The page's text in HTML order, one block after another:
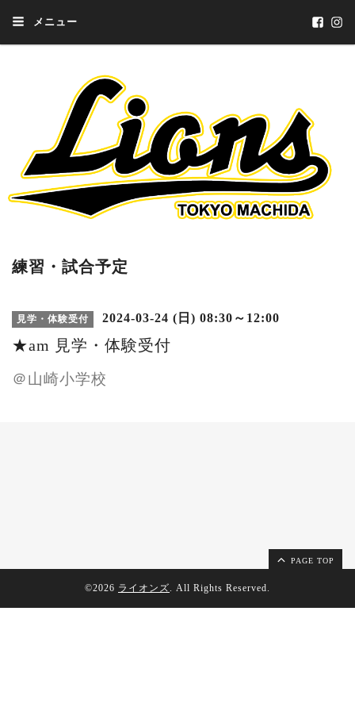
メニュー
練習・試合予定
見学・体験受付 2024-03-24 (日) 08:30～12:00
★am 見学・体験受付
＠山崎小学校
PAGE TOP
©2026 ライオンズ. All Rights Reserved.